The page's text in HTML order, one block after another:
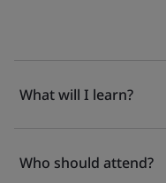
What will I learn?
Who should attend?